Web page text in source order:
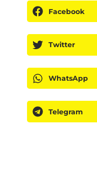
Facebook
Twitter
WhatsApp
Telegram